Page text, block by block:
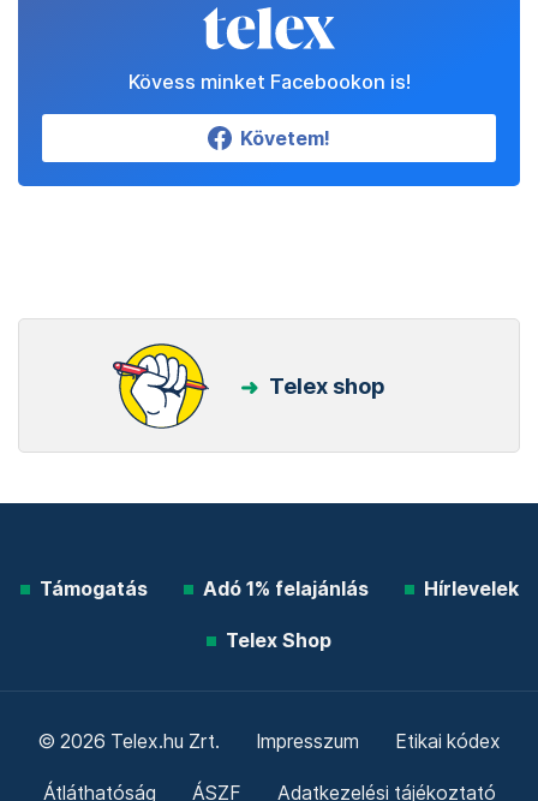
Kövess minket Facebookon is!
Követem!
Telex shop
Támogatás Adó 1% felajánlás Hírlevelek
Telex Shop
© 2026 Telex.hu Zrt. Impresszum Etikai kódex
Átláthatóság ÁSZF Adatkezelési tájékoztató